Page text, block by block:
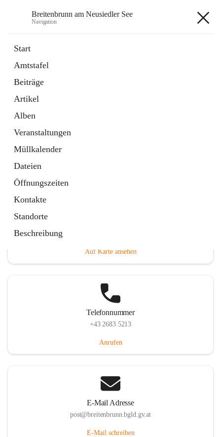
Breitenbrunn am Neusiedler See
Navigation
Start
Amtstafel
Beiträge
Artikel
Alben
Veranstaltungen
Müllkalender
Dateien
Öffnungszeiten
Kontakte
Standorte
Beschreibung
18 Schnellzugriffe
Gemeindeservice
Auf Karte ansehen
Telefonnummer
+43 2683 5213
Anrufen
E-Mail Adresse
post@breitenbrunn.bgld.gv.at
E-Mail schreiben